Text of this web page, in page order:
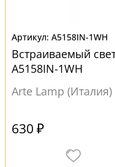
A5158IN-1WH
Встраиваемый
A5158IN-1WH
Arte Lamp (Италия)
630 ₽